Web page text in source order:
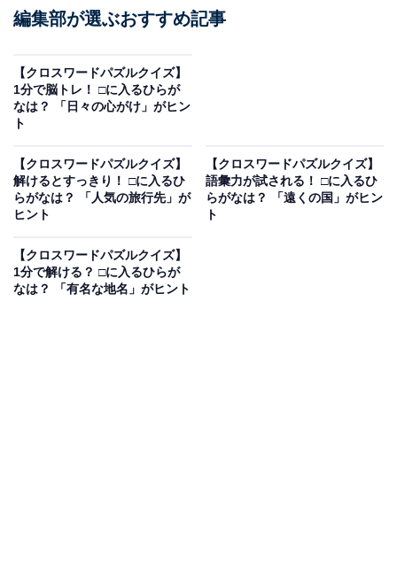
・か □ が □（横の言葉）
・に □ し（縦の言葉）
ヒント：横の言葉は、有名な観光地などがある
ある場所」の名称です。
【クロスワードパズルクイズ】1分でストレ
ス解消！ 空欄に共通する2文字は？ 結婚式に
まつわる言葉がヒント
次ページ
編集部が選ぶおすすめ記事
【クロスワードパズルクイズ】
1分で脳トレ！ □に入るひらが
なは？ 「日々の心がけ」がヒン
ト
【クロスワードパズルクイズ】
解けるとすっきり！ □に入るひ
らがなは？ 「人気の旅行先」が
ヒント
【クロスワードパズルクイズ】
語彙力が試される！ □に入るひ
らがなは？ 「遠くの国」がヒン
ト
【クロスワードパズルクイズ】
1分で解ける？ □に入るひらが
なは？ 「有名な地名」がヒント